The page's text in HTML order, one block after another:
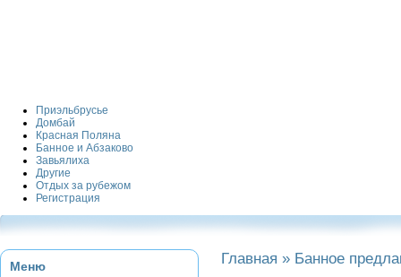
Приэльбрусье
Домбай
Красная Поляна
Банное и Абзаково
Завьялиха
Другие
Отдых за рубежом
Регистрация
Меню Главная » Банное